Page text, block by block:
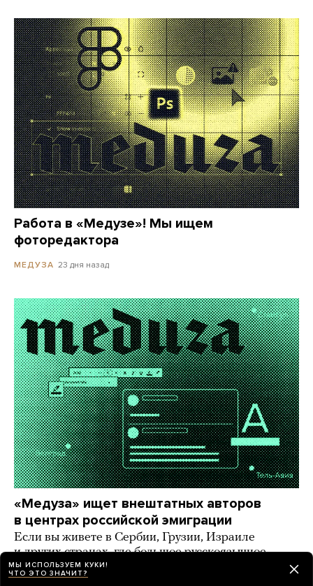
Работа в «Медузе»! Мы ищем
фоторедактора
МЕДУЗА 23 дня назад
«Медуза» ищет внештатных авторов
в центрах российской эмиграции
Если вы живете в Сербии, Грузии, Израиле
и других странах, где большое русскоязычное
комьюнити, — напишите нам!
МЫ ИСПОЛЬЗУЕМ КУКИ!
ЧТО ЭТО ЗНАЧИТ?